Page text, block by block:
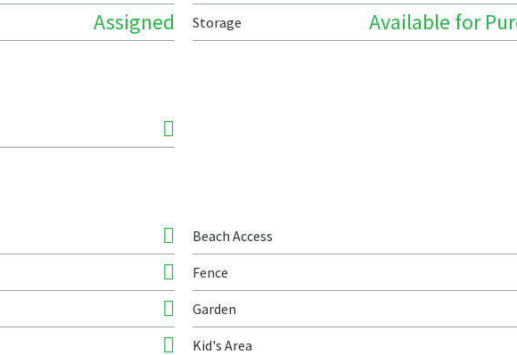
Assigned Storage Available for
Beach Access
Fence
Garden
Kid's Area